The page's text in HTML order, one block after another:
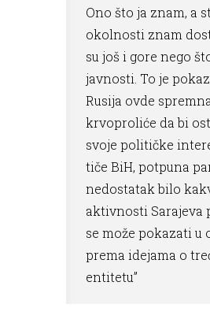
Ono što ja znam, a
okolnosti znam
su još i gore nego
javnosti. To je
Rusija ovde
krvoproliće da bi
svoje političke
tiče BiH, potpuna
nedostatak bilo
aktivnosti Sarajeva
se može pokazati u
prema idejama o
entitetu”